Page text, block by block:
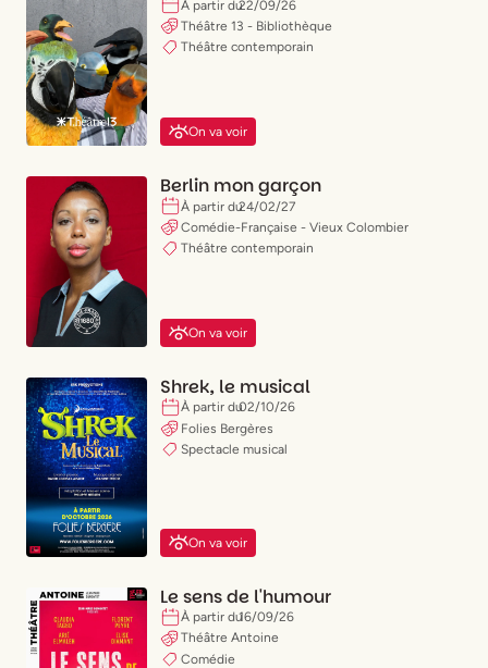
Paris 09
(X)
Paris 10
(X)
Paris 11
(X )
Paris 12
(X)
Paris 13
(X)
Paris 14
(X)
Paris 16
X)
Paris 17
(X)
Paris 18
(X)
Paris 19
X)
Paris 20
(X)
À partir du22/09/26
Théâtre 13 - Bibliothèque
Théâtre contemporain
On va voir
Berlin mon garçon
À partir du24/02/27
Comédie-Française - Vieux Colombier
Théâtre contemporain
On va voir
Shrek, le musical
À partir du02/10/26
Folies Bergères
Spectacle musical
On va voir
Le sens de l'humour
À partir du16/09/26
Théâtre Antoine
Comédie